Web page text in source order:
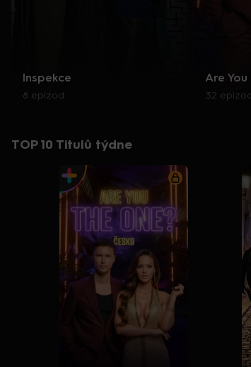
Inspekce
8 epizod
Are You
32
TOP 10 Titulů týdne